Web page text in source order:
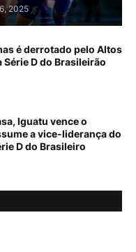
2025
é derrotado pelo Altos
Série D do Brasileirão
Iguatu vence o
a vice-liderança do
D do Brasileiro